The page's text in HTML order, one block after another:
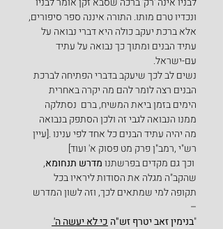
ונכדיו טרם מותו. התורה איננה ספר סיפורים,
אלא ברכת יעקב כולה היא דברי נבואה על
עתיד הבנים ומתוך כך נבואה על עתיד
עם-ישראל.
נשים לב לכך שיעקב בדברי הפתיחה לברכת
הבנים רצה לומר להם מה יקרה באחרית
הימים בזמן ביאת המשיח, ברם  נסתלקה
ממנו הנבואה לגבי זה ולכן הסתפק בנבואה
מה יהיה עתיד הבנים כל אחד לפי ענינו .[עיין
רש"י ,רמב"ן פרק מט פסוק א' ועוד]
וכך גם מקדים בפרשתנו מדרש תנחומא,
שהקב"ה מגלה את הסודות ליראיו בכל
תקופה למי שמתאים לכך, וזה לשון המדרש
–
"בנימין זאב יטרף זש"ה כי לא יעשה ה'